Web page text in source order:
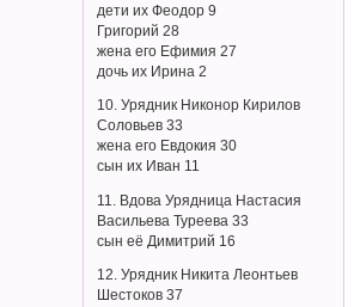
дети их Феодор 9
Григорий 28
жена его Ефимия 27
дочь их Ирина 2
10. Урядник Никонор Кирилов
Соловьев 33
жена его Евдокия 30
сын их Иван 11
11. Вдова Урядница Настасия
Васильева Туреева 33
сын её Димитрий 16
12. Урядник Никита Леонтьев
Шестоков 37